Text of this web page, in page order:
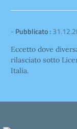
- Pubblicato :
Eccetto dove
rilasciato sotto
Italia.